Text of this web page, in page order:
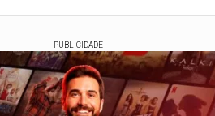
PUBLICIDADE